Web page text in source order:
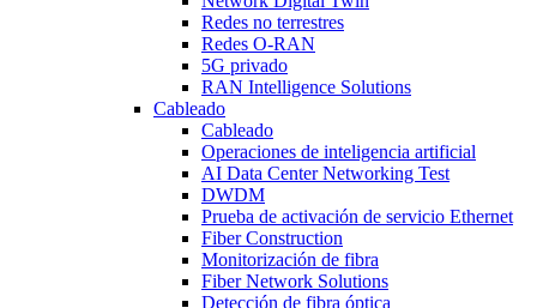
Redes no terrestres
Redes O-RAN
5G privado
RAN Intelligence Solutions
Cableado
Cableado
Operaciones de inteligencia artificial
AI Data Center Networking Test
DWDM
Prueba de activación de servicio Ethernet
Fiber Construction
Monitorización de fibra
Fiber Network Solutions
Detección de fibra óptica